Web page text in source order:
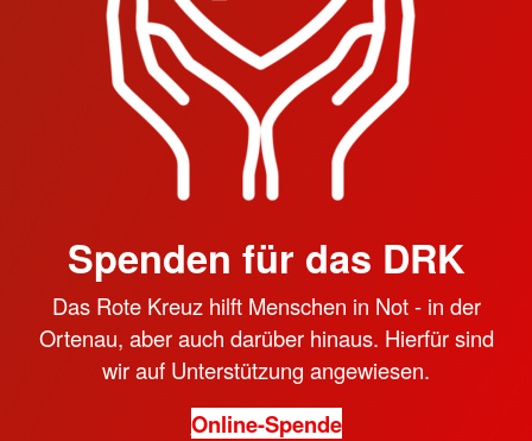
Spenden für das DRK
Das Rote Kreuz hilft Menschen in Not - in der
Ortenau, aber auch darüber hinaus. Hierfür sind
wir auf Unterstützung angewiesen.
Online-Spende